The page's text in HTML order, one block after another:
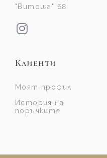
"Витоша" 68
Клиенти
Моят профил
История на
поръчките